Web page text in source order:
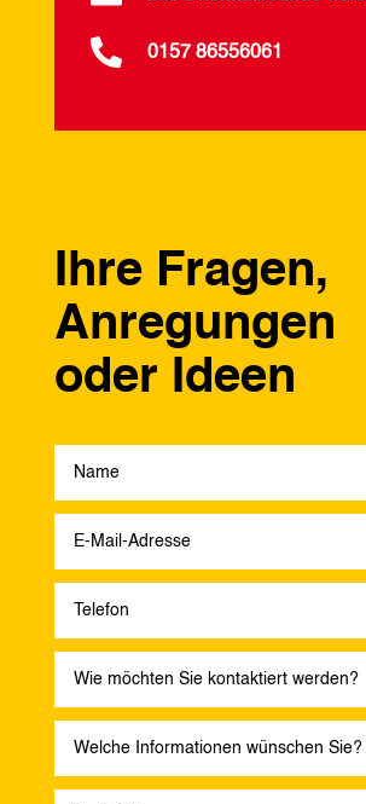
 0157 86556061
Ihre Fragen,
Anregungen
oder Ideen